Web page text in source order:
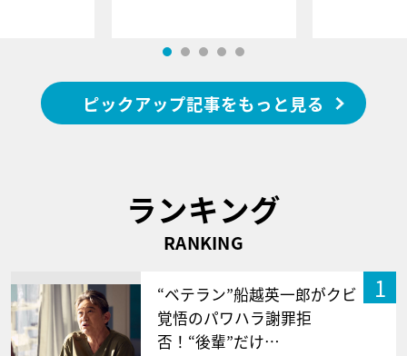
ピックアップ記事をもっと見る
ランキング
RANKING
1
“ベテラン”船越英一郎がクビ
覚悟のパワハラ謝罪拒
否！“後輩”だけ…